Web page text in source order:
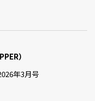
）
年3月号